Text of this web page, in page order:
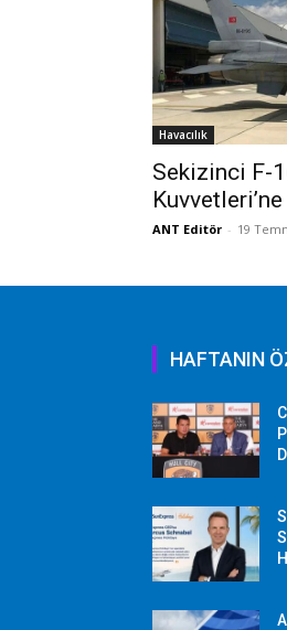
Havacılık
Sekizinci F-
ANT Editör - 19
HAFTANIN